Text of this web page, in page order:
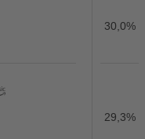
30,0%
29,3%